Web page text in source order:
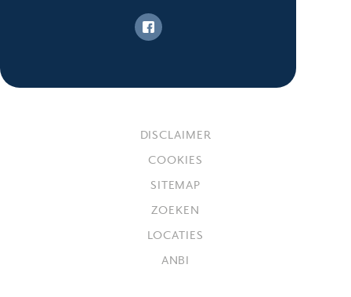
DISCLAIMER
COOKIES
SITEMAP
ZOEKEN
LOCATIES
ANBI